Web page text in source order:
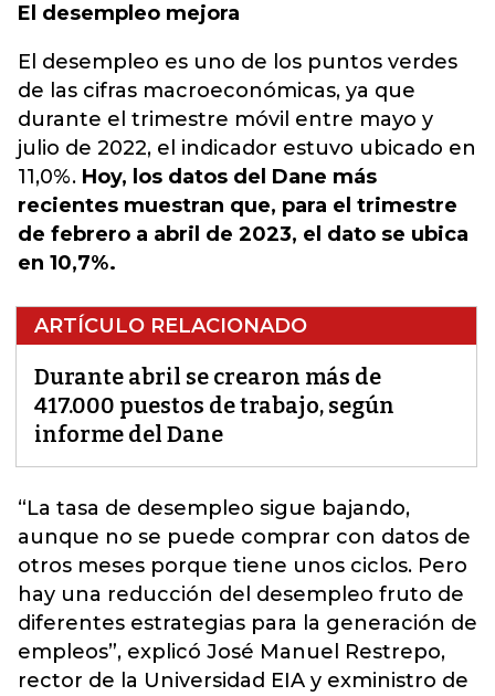
El desempleo mejora
El desempleo es uno de los puntos verdes
de las cifras macroeconómicas, ya que
durante el trimestre móvil entre mayo y
julio de 2022, el indicador estuvo ubicado en
11,0%. Hoy, los datos del Dane más
recientes muestran que, para el trimestre
de febrero a abril de 2023, el dato se ubica
en 10,7%.
ARTÍCULO RELACIONADO
Durante abril se crearon más de
417.000 puestos de trabajo, según
informe del Dane
“La tasa de desempleo sigue bajando,
aunque no se puede comprar con datos de
otros meses porque tiene unos ciclos. Pero
hay una reducción del desempleo fruto de
diferentes estrategias para la generación de
empleos”, explicó José Manuel Restrepo,
rector de la Universidad EIA y exministro de